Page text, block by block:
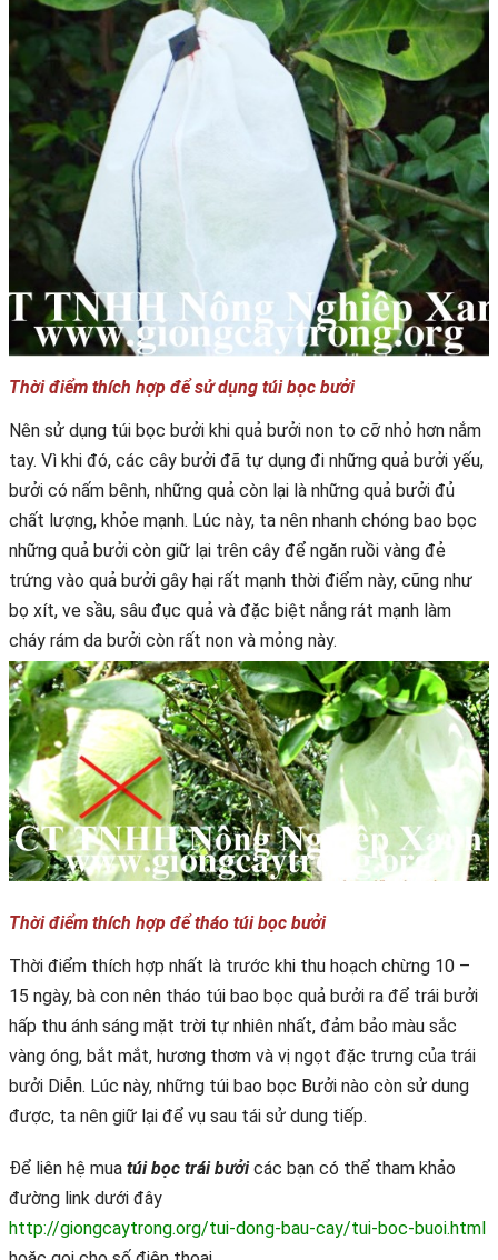
Thời điểm thích hợp để sử dụng túi bọc bưởi
Nên sử dụng túi bọc bưởi khi quả bưởi non to cỡ nhỏ hơn nắm
tay. Vì khi đó, các cây bưởi đã tự dụng đi những quả bưởi yếu,
bưởi có nấm bênh, những quả còn lại là những quả bưởi đủ
chất lượng, khỏe mạnh. Lúc này, ta nên nhanh chóng bao bọc
những quả bưởi còn giữ lại trên cây để ngăn ruồi vàng đẻ
trứng vào quả bưởi gây hại rất mạnh thời điểm này, cũng như
bọ xít, ve sầu, sâu đục quả và đặc biệt nắng rát mạnh làm
cháy rám da bưởi còn rất non và mỏng này.
Thời điểm thích hợp để tháo túi bọc bưởi
Thời điểm thích hợp nhất là trước khi thu hoạch chừng 10 –
15 ngày, bà con nên tháo túi bao bọc quả bưởi ra để trái bưởi
hấp thu ánh sáng mặt trời tự nhiên nhất, đảm bảo màu sắc
vàng óng, bắt mắt, hương thơm và vị ngọt đặc trưng của trái
bưởi Diễn. Lúc này, những túi bao bọc Bưởi nào còn sử dung
được, ta nên giữ lại để vụ sau tái sử dung tiếp.
Để liên hệ mua túi bọc trái bưởicác bạn có thể tham khảo
đường link dưới đây
http://giongcaytrong.org/tui-dong-bau-cay/tui-boc-buoi.html